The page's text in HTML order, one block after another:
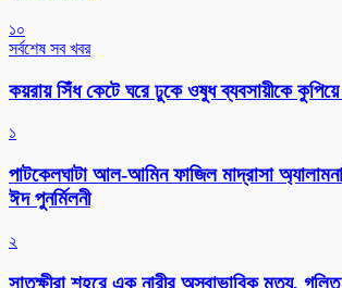
১০
সর্বশেষ সব খবর
কয়রায় সিঁধ কেটে ঘরে ঢুকে ওষুধ ব্যবসায়ীকে
১
পাটকেলঘাটা আল-আমিন ফাজিল মাদ্রাসা
ঈদ পুনর্মিলনী
২
সাতক্ষীরা শহরে এক নারীর অস্বাভাবিক মৃত্যু,